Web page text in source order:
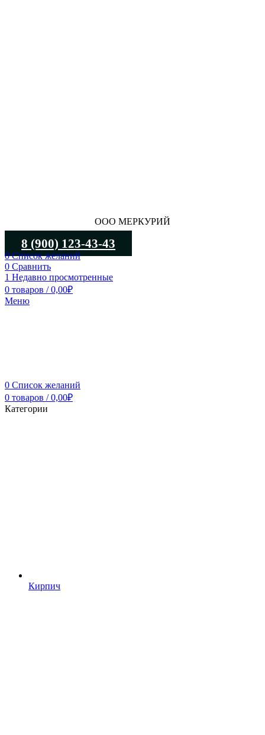
ООО МЕРКУРИЙ
8 (900) 123-43-43
0Список желаний
0 Сравнить
1 Недавно просмотренные
0 товаров / 0,00₽
Меню
0 Список желаний
0 товаров / 0,00₽
Категории
Кирпич